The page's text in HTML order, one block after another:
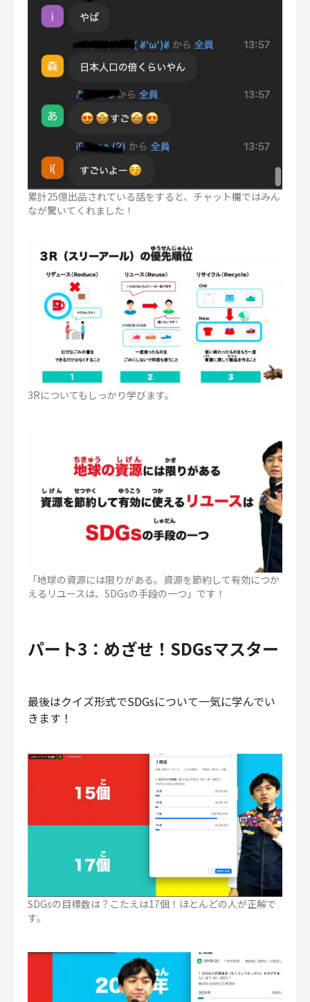
累計25億出品されている話をすると、チャット欄ではみん
なが驚いてくれました！
3Rについてもしっかり学びます。
「地球の資源には限りがある。資源を節約して有効につか
えるリユースは、SDGsの手段の一つ」です！
パート3：めざせ！SDGsマスター
最後はクイズ形式でSDGsについて一気に学んでい
きます！
SDGsの目標数は？こたえは17個！ほとんどの人が正解で
す。